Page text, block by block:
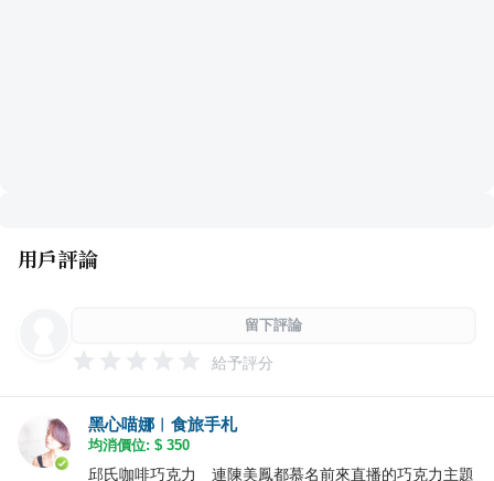
用戶評論
留下評論
給予評分
黑心喵娜︱食旅手札
均消價位: $ 350
邱氏咖啡巧克力 連陳美鳳都慕名前來直播的巧克力主題